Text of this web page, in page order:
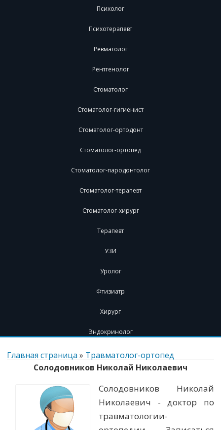
Психолог
Психотерапевт
Ревматолог
Рентгенолог
Стоматолог
Стоматолог-гигиенист
Стоматолог-ортодонт
Стоматолог-ортопед
Стоматолог-пародонтолог
Стоматолог-терапевт
Стоматолог-хирург
Терапевт
УЗИ
Уролог
Фтизиатр
Хирург
Эндокринолог
Перейти
содержимому
Главная страница » Травматолог-ортопед
Солодовников Николай Николаевич
Солодовников Николай
Николаевич - доктор по
травматологии-